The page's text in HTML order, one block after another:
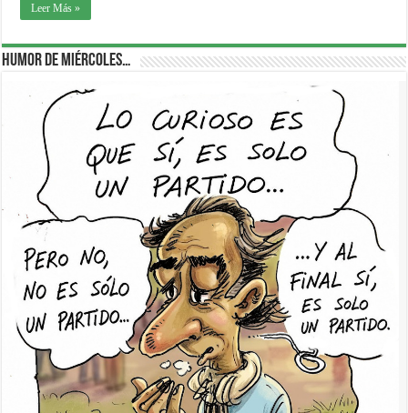
Leer Más »
Humor de Miércoles…